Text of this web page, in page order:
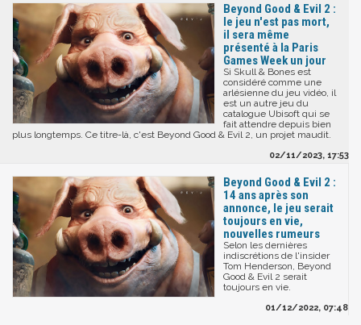
Beyond Good & Evil 2 :
le jeu n'est pas mort,
il sera même
présenté à la Paris
Games Week un jour
Si Skull & Bones est
considéré comme une
arlésienne du jeu vidéo, il
est un autre jeu du
catalogue Ubisoft qui se
fait attendre depuis bien
plus longtemps. Ce titre-là, c'est Beyond Good & Evil 2, un projet maudit.
02/11/2023, 17:53
Beyond Good & Evil 2 :
14 ans après son
annonce, le jeu serait
toujours en vie,
nouvelles rumeurs
Selon les dernières
indiscrétions de l'insider
Tom Henderson, Beyond
Good & Evil 2 serait
toujours en vie.
01/12/2022, 07:48